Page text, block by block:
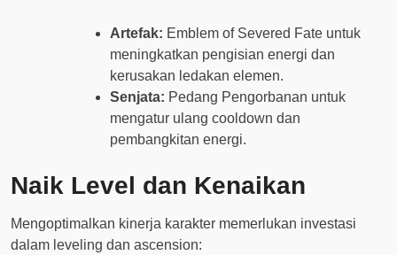
Artefak: Emblem of Severed Fate untuk
meningkatkan pengisian energi dan
kerusakan ledakan elemen.
Senjata: Pedang Pengorbanan untuk
mengatur ulang cooldown dan
pembangkitan energi.
Naik Level dan Kenaikan
Mengoptimalkan kinerja karakter memerlukan investasi
dalam leveling dan ascension: